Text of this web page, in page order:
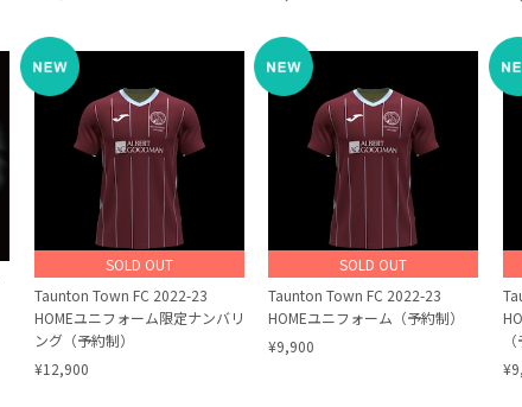
SOLD OUT
Taunton Town FC 2022-23
HOMEユニフォーム限定ナンバリ
ング（予約制）
¥12,900
SOLD OUT
Taunton Town FC 2022-23
HOMEユニフォーム（予約制）
¥9,900